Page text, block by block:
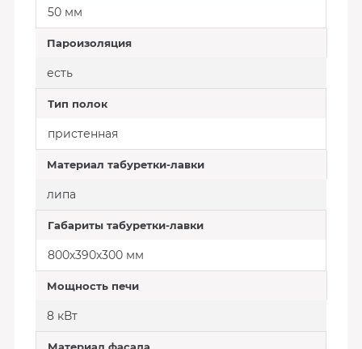
50 мм
Пароизоляция
есть
Тип полок
пристенная
Материал табуретки-лавки
липа
Габариты табуретки-лавки
800х390х300 мм
Мощность печи
8 кВт